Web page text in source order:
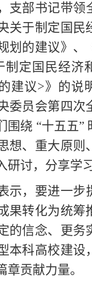
支部书记带领
关于制定国民
划的建议》 、
制定国民经济
建议>》 的说
委员会第四次
围绕 “十五五”
想、重大原则
研讨，分享学
示， 要进一步
果转化为统筹
的信念、更务
本科高校建设
章贡献力量。